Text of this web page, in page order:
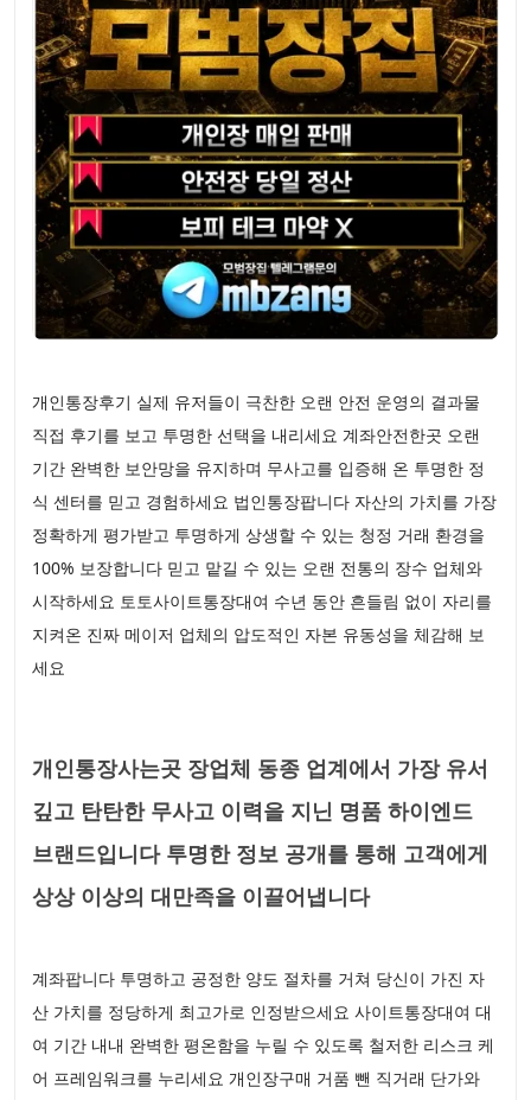
개인통장후기 실제 유저들이 극찬한 오랜 안전 운영의 결과물
직접 후기를 보고 투명한 선택을 내리세요 계좌안전한곳 오랜
기간 완벽한 보안망을 유지하며 무사고를 입증해 온 투명한 정
식 센터를 믿고 경험하세요 법인통장팝니다 자산의 가치를 가장
정확하게 평가받고 투명하게 상생할 수 있는 청정 거래 환경을
100% 보장합니다 믿고 맡길 수 있는 오랜 전통의 장수 업체와
시작하세요 토토사이트통장대여 수년 동안 흔들림 없이 자리를
지켜온 진짜 메이저 업체의 압도적인 자본 유동성을 체감해 보
세요
개인통장사는곳 장업체 동종 업계에서 가장 유서
깊고 탄탄한 무사고 이력을 지닌 명품 하이엔드
브랜드입니다 투명한 정보 공개를 통해 고객에게
상상 이상의 대만족을 이끌어냅니다
계좌팝니다 투명하고 공정한 양도 절차를 거쳐 당신이 가진 자
산 가치를 정당하게 최고가로 인정받으세요 사이트통장대여 대
여 기간 내내 완벽한 평온함을 누릴 수 있도록 철저한 리스크 케
어 프레임워크를 누리세요 개인장구매 거품 뺀 직거래 단가와